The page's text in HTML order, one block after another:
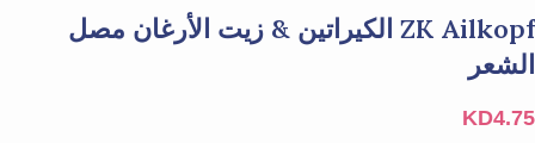
ZK Ailkopf الكيراتين & زيت الأرغان مصل
الشعر
KD4.75